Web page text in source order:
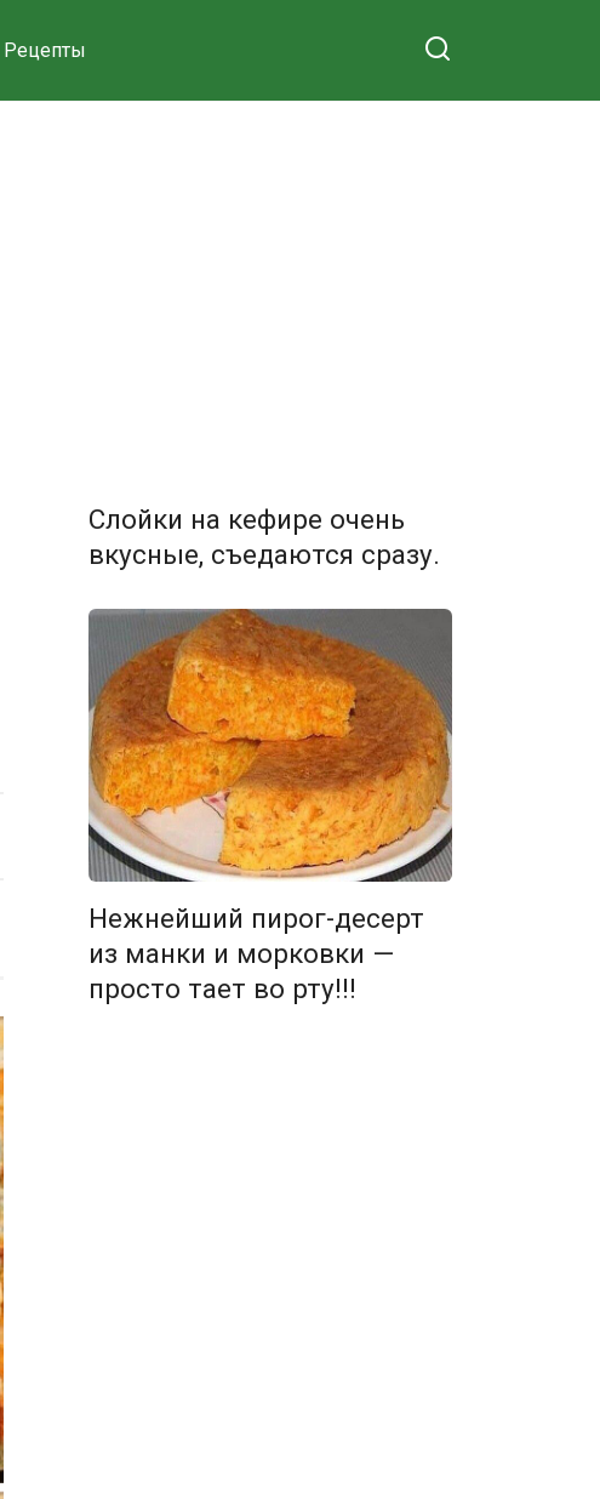
Рецепты
Слойки на кефире очень
вкусные, съедаются сразу.
Нежнейший пирог-десерт
из манки и морковки —
просто тает во рту!!!